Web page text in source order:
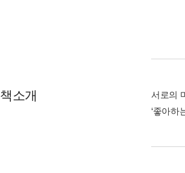
책소개
서로의
‘좋아하